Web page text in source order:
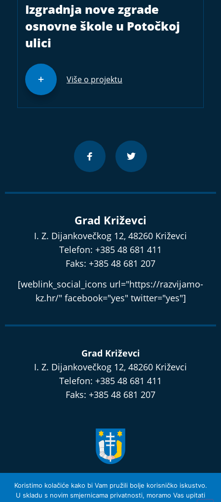
Izgradnja nove zgrade
osnovne škole u Potočkoj
ulici
Više o projektu
Grad Križevci
I. Z. Dijankovečkog 12, 48260 Križevci
Telefon: +385 48 681 411
Faks: +385 48 681 207
[weblink_social_icons url="https://razvijamo-
kz.hr/" facebook="yes" twitter="yes"]
Grad Križevci
I. Z. Dijankovečkog 12, 48260 Križevci
Telefon: +385 48 681 411
Faks: +385 48 681 207
razvijamo.krizevci.hr
Koristimo kolačiće kako bi Vam pružili bolje korisničko iskustvo.
U skladu s novim smjernicama privatnosti, moramo Vas upitati